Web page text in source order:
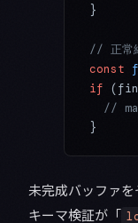
}
// 正常
const
if
//
}
未完成バッファ
キーマ検証が「